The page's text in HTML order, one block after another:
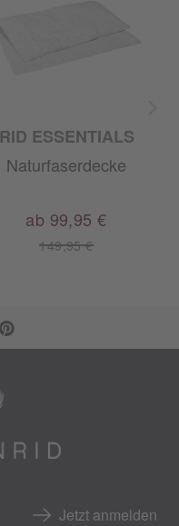
RID ESSENTIALS
Naturfaserdecke
149,95 €
ab 99,95 €
Jetzt anmelden